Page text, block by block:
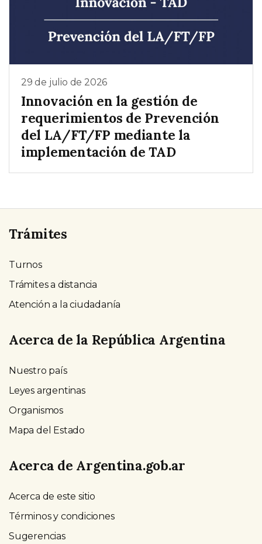
29 de julio de 2026
Innovación en la gestión de
requerimientos de Prevención
del LA/FT/FP mediante la
implementación de TAD
Trámites
Turnos
Trámites a distancia
Atención a la ciudadanía
Acerca de la República Argentina
Nuestro país
Leyes argentinas
Organismos
Mapa del Estado
Acerca de Argentina.gob.ar
Acerca de este sitio
Términos y condiciones
Sugerencias